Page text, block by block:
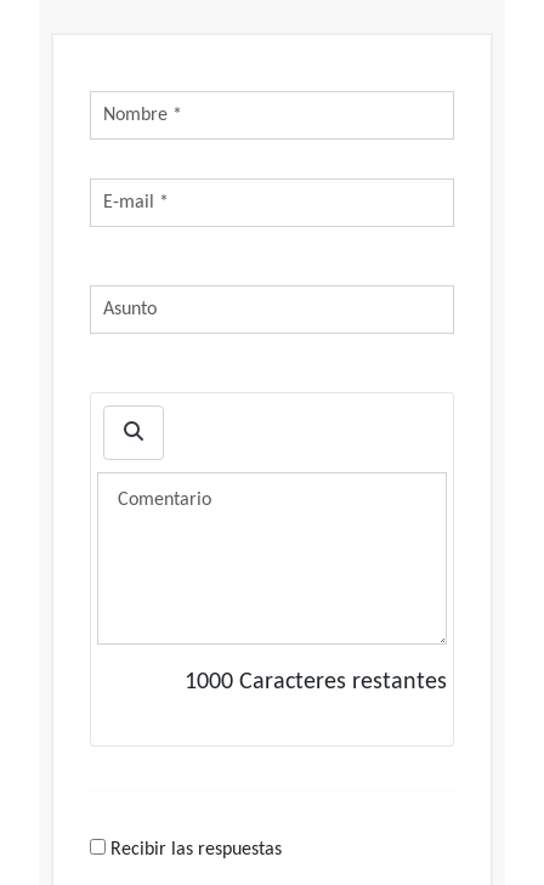
1000 Caracteres restantes
Recibir las respuestas